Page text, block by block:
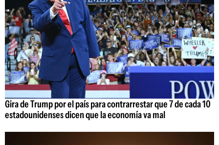
Gira de Trump por el país para contrarrestar que 7 de cada 10
estadounidenses dicen que la economía va mal